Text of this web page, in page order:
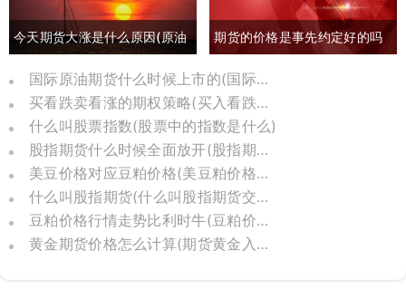
今天期货大涨是什么原因(原油
期货大涨是什么原因)
期货的价格是事先约定好的吗
(期货约定价格吗)
国际原油期货什么时候上市的(国际原油期货怎么了)
买看跌卖看涨的期权策略(买入看跌卖出看涨期权)
什么叫股票指数(股票中的指数是什么)
股指期货什么时候全面放开(股指期货几几年推出)
美豆价格对应豆粕价格(美豆粕价格换算)
什么叫股指期货(什么叫股指期货交割日)
豆粕价格行情走势比利时牛(豆粕价格走势分析)
黄金期货价格怎么计算(期货黄金入门基础知识)